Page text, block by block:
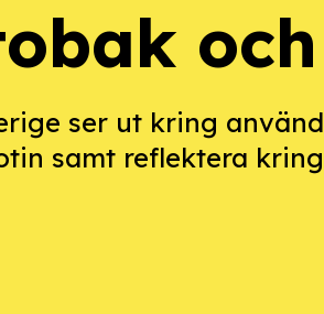
ser ut kring
samt reflektera